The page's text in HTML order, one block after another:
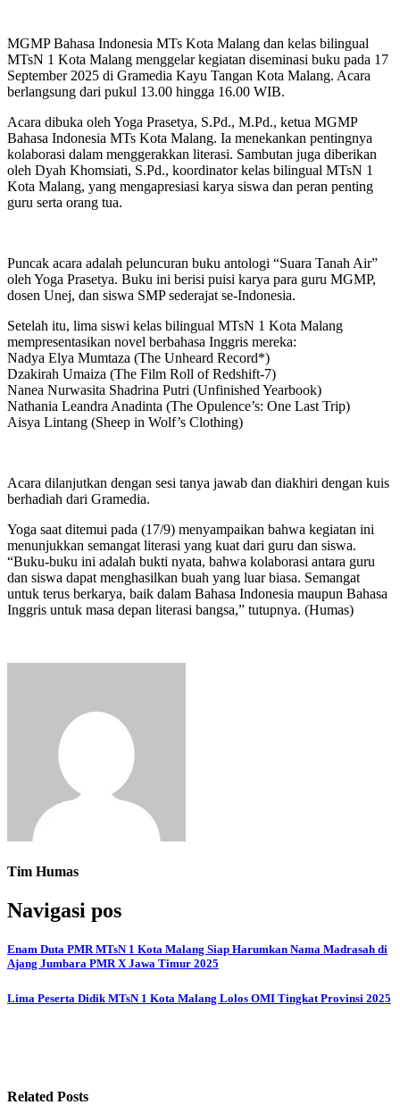
MGMP Bahasa Indonesia MTs Kota Malang dan kelas bilingual
MTsN 1 Kota Malang menggelar kegiatan diseminasi buku pada 17
September 2025 di Gramedia Kayu Tangan Kota Malang. Acara
berlangsung dari pukul 13.00 hingga 16.00 WIB.
Acara dibuka oleh Yoga Prasetya, S.Pd., M.Pd., ketua MGMP
Bahasa Indonesia MTs Kota Malang. Ia menekankan pentingnya
kolaborasi dalam menggerakkan literasi. Sambutan juga diberikan
oleh Dyah Khomsiati, S.Pd., koordinator kelas bilingual MTsN 1
Kota Malang, yang mengapresiasi karya siswa dan peran penting
guru serta orang tua.
Puncak acara adalah peluncuran buku antologi “Suara Tanah Air”
oleh Yoga Prasetya. Buku ini berisi puisi karya para guru MGMP,
dosen Unej, dan siswa SMP sederajat se-Indonesia.
Setelah itu, lima siswi kelas bilingual MTsN 1 Kota Malang
mempresentasikan novel berbahasa Inggris mereka:
Nadya Elya Mumtaza (The Unheard Record*)
Dzakirah Umaiza (The Film Roll of Redshift-7)
Nanea Nurwasita Shadrina Putri (Unfinished Yearbook)
Nathania Leandra Anadinta (The Opulence’s: One Last Trip)
Aisya Lintang (Sheep in Wolf’s Clothing)
Acara dilanjutkan dengan sesi tanya jawab dan diakhiri dengan kuis
berhadiah dari Gramedia.
Yoga saat ditemui pada (17/9) menyampaikan bahwa kegiatan ini
menunjukkan semangat literasi yang kuat dari guru dan siswa.
“Buku-buku ini adalah bukti nyata, bahwa kolaborasi antara guru
dan siswa dapat menghasilkan buah yang luar biasa. Semangat
untuk terus berkarya, baik dalam Bahasa Indonesia maupun Bahasa
Inggris untuk masa depan literasi bangsa,” tutupnya. (Humas)
Tim Humas
Navigasi pos
Enam Duta PMR MTsN 1 Kota Malang Siap Harumkan Nama Madrasah di
Ajang Jumbara PMR X Jawa Timur 2025
Lima Peserta Didik MTsN 1 Kota Malang Lolos OMI Tingkat Provinsi 2025
Related Posts